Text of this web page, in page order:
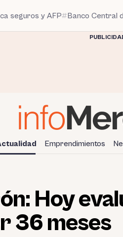
seguros y AFP Banco Central
Emprendimientos
Hoy
36 meses